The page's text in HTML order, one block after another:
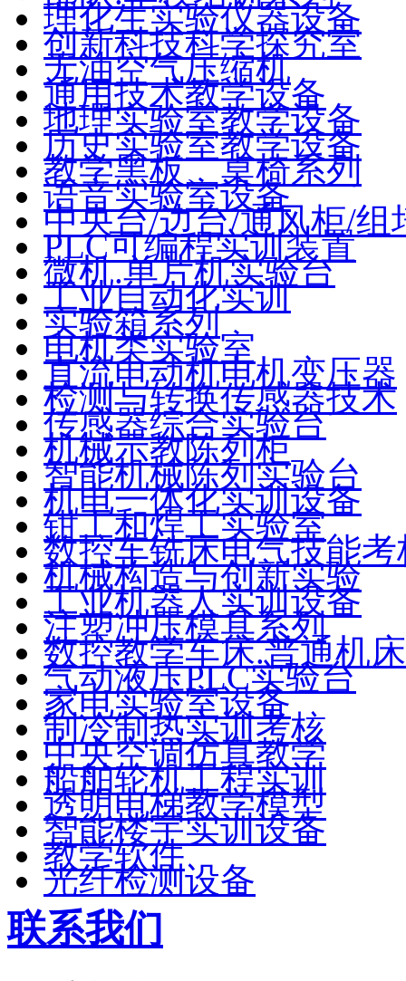
理化生实验仪器设备
创新科技科学探究室
无油空气压缩机
通用技术教学设备
地理实验室教学设备
历史实验室教学设备
教学黑板、桌椅系列
语音实验室设备
中央台/边台/通风柜/组
PLC可编程实训装置
微机.单片机实验台
工业自动化实训
实验箱系列
电机类实验室
直流电动机电机变压器
检测与转换传感器技术
传感器综合实验台
机械示教陈列柜
智能机械陈列实验台
机电一体化实训设备
钳工和焊工实验室
数控车铣床电气技能考
机械构造与创新实验
工业机器人实训设备
注塑冲压模具系列
数控教学车床.普通机床
气动液压PLC实验台
家电实验室设备
制冷制热实训考核
中央空调仿真教学
船舶轮机工程实训
透明电梯教学模型
智能楼宇实训设备
教学软件
光纤检测设备
联系我们